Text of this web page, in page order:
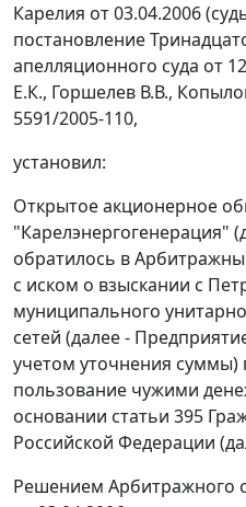
Карелия от 03.04.2006
постановление
апелляционного суда от
Е.К., Горшелев В.В.,
5591/2005-110,
установил:
Открытое акционерное
"Карелэнергогенерация"
обратилось в
с иском о взыскании с
муниципального
сетей (далее -
учетом уточнения суммы)
пользование чужими
основании статьи 395
Российской Федерации
Решением Арбитражного